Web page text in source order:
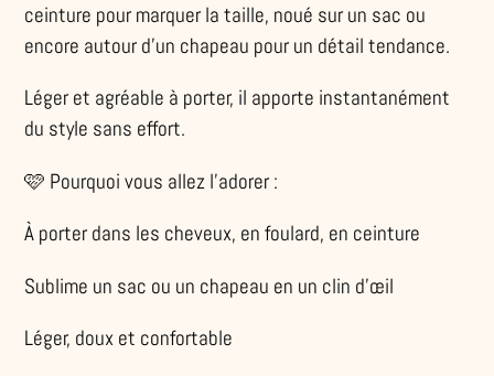
ceinture pour marquer la taille, noué sur un sac ou
encore autour d’un chapeau pour un détail tendance.
Léger et agréable à porter, il apporte instantanément
du style sans effort.
🩷 Pourquoi vous allez l’adorer :
À porter dans les cheveux, en foulard, en ceinture
Sublime un sac ou un chapeau en un clin d’œil
Léger, doux et confortable